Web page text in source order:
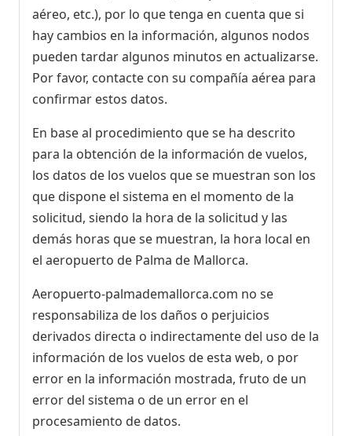
aéreo, etc.), por lo que tenga en cuenta que si
hay cambios en la información, algunos nodos
pueden tardar algunos minutos en actualizarse.
Por favor, contacte con su compañía aérea para
confirmar estos datos.
En base al procedimiento que se ha descrito
para la obtención de la información de vuelos,
los datos de los vuelos que se muestran son los
que dispone el sistema en el momento de la
solicitud, siendo la hora de la solicitud y las
demás horas que se muestran, la hora local en
el aeropuerto de Palma de Mallorca.
Aeropuerto-palmademallorca.com no se
responsabiliza de los daños o perjuicios
derivados directa o indirectamente del uso de la
información de los vuelos de esta web, o por
error en la información mostrada, fruto de un
error del sistema o de un error en el
procesamiento de datos.